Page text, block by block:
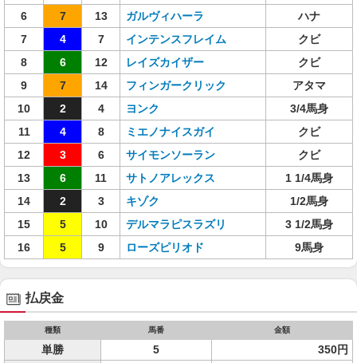
6
7 13 ガルヴィハーラ
ハナ
7
4 7 インテンスフレイム
クビ
8
6 12 レイズカイザー
クビ
9
7 14 フィンガークリック
アタマ
10
2 4 ヨンク
3/4馬身
11
4 8 ミエノナイスガイ
クビ
12
3 6 サイモンソーラン
クビ
13
6 11 サトノアレックス
1 1/4馬身
14
2 3 キゾク
1/2馬身
15
5 10 デルマラピスラズリ
3 1/2馬身
16
5 9 ローズピリオド 9馬身
払戻金
種類 馬番 金額
単勝 5 350円